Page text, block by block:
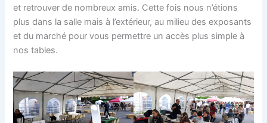
et retrouver de nombreux amis. Cette fois nous n’étions
plus dans la salle mais à l’extérieur, au milieu des exposants
et du marché pour vous permettre un accès plus simple à
nos tables.